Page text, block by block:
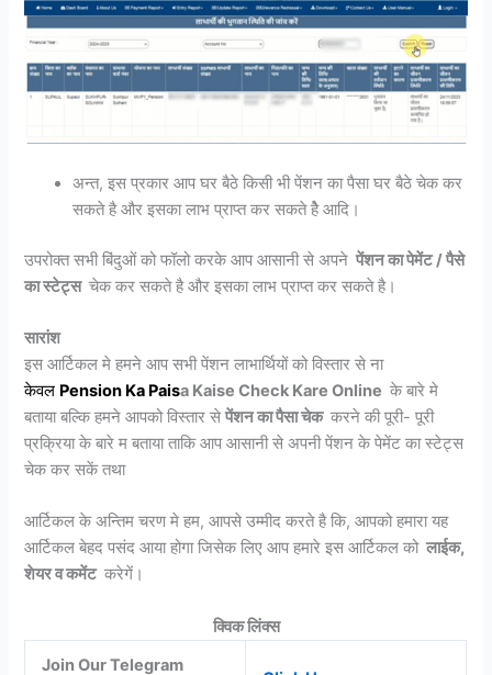
अन्त, इस प्रकार आप घर बैठे किसी भी पेंशन का पैसा घर बैठे चेक कर
सकते है और इसका लाभ प्राप्त कर सकते हैे आदि।
उपरोक्त सभी बिंदुओं को फॉलो करके आप आसानी से अपने पेंशन का पेमेंट / पैसे
का स्टेट्स चेक कर सकते है और इसका लाभ प्राप्त कर सकते है।
सारांश
इस आर्टिकल मे हमने आप सभी पेंशन लाभार्थियों को विस्तार से ना
केवल Pension Ka Paisa Kaise Check Kare Online के बारे मे
बताया बल्कि हमने आपको विस्तार सेपेंशन का पैसा चेक करने की पूरी- पूरी
प्रक्रिया के बारे म बताया ताकि आप आसानी से अपनी पेंशन के पेमेंट का स्टेट्स
चेक कर सकें तथा
आर्टिकल के अन्तिम चरण मे हम, आपसे उम्मीद करते है कि, आपको हमारा यह
आर्टिकल बेहद पसंद आया होगा जिसेक लिए आप हमारे इस आर्टिकल को लाईक,
शेयर व कमेंट करेगें।
क्विक लिंक्स
Join Our Telegram